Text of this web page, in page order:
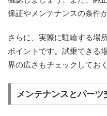
保証やメンテナンスの条件
さらに、実際に駐輪する場
ポイントです。試乗できる
界の広さもチェックしてお
メンテナンスとパーツ